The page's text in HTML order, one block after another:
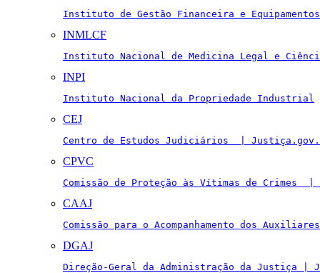
Instituto de Gestão Financeira e
INMLCF
Instituto Nacional de Medicina Legal e
INPI
Instituto Nacional da Propriedade Industrial
CEJ
Centro de Estudos Judiciários  |
CPVC
Comissão de Proteção às Vítimas de Crimes
CAAJ
Comissão para o Acompanhamento dos
DGAJ
Direção-Geral da Administração da Justiça |